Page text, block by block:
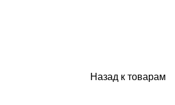
Назад к товарам